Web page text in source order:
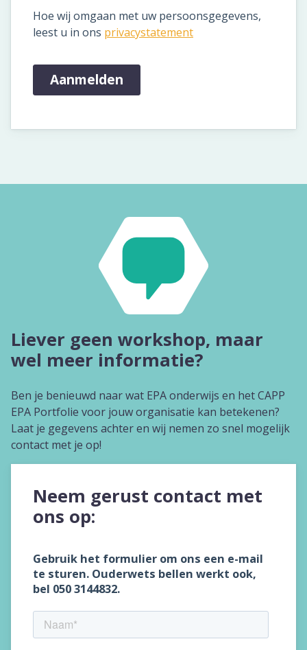
Productsheets
Cases
Over Defacto
Vacatures
Partners
Contact
Liever geen workshop, maar
wel meer informatie?
Ben je benieuwd naar wat EPA onderwijs en het CAPP
EPA Portfolie voor jouw organisatie kan betekenen?
Laat je gegevens achter en wij nemen zo snel mogelijk
contact met je op!
Neem gerust contact met
ons op: